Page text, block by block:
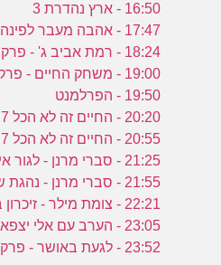
16:50 - ארץ נהדרת 3
17:47 - אהבה מעבר לפינה - פרק 89
18:24 - רמת אביב ג' - פרק 132
19:00 - משחק החיים - פרק 85
19:50 - הפרלמנט
20:20 - החיים זה לא הכל 7 - פרק 13
20:55 - החיים זה לא הכל 7 - פרק 14
21:25 - סברי מרנן - לגור איתו
21:55 - סברי מרנן - נהגת שודים
22:21 - צומת מילר - זיכרון בסלון
23:05 - הערב עם אלי יצפאן - יהודה פוליקר
23:52 - לגעת באושר - פרק 119